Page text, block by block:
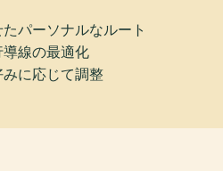
パーソナルなルート
線の最適化
に応じて調整